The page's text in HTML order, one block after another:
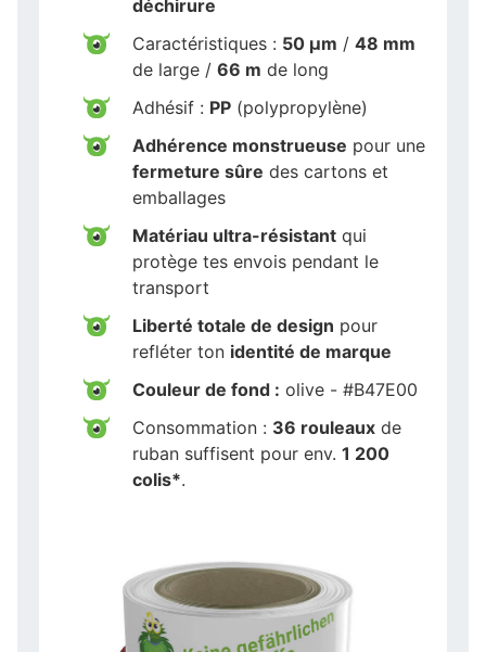
déchirure
Caractéristiques : 50 µm / 48 mm
de large / 66 m de long
Adhésif : PP (polypropylène)
Adhérence monstrueuse pour une
fermeture sûre des cartons et
emballages
Matériau ultra-résistant qui
protège tes envois pendant le
transport
Liberté totale de design pour
refléter ton identité de marque
Couleur de fond : olive - #B47E00
Consommation : 36 rouleaux de
ruban suffisent pour env. 1 200
colis*.